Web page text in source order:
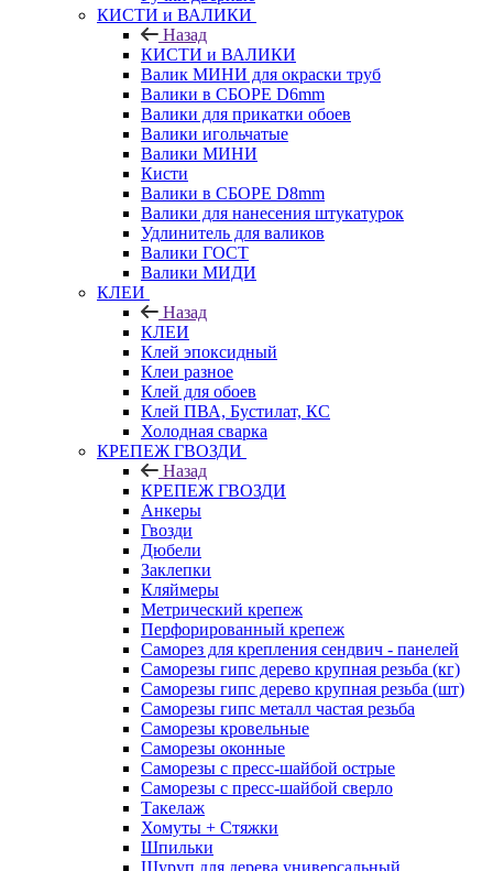
КИСТИ и ВАЛИКИ
Назад
КИСТИ и ВАЛИКИ
Валик МИНИ для окраски труб
Валики в СБОРЕ D6mm
Валики для прикатки обоев
Валики игольчатые
Валики МИНИ
Кисти
Валики в СБОРЕ D8mm
Валики для нанесения штукатурок
Удлинитель для валиков
Валики ГОСТ
Валики МИДИ
КЛЕИ
Назад
КЛЕИ
Клей эпоксидный
Клеи разное
Клей для обоев
Клей ПВА, Бустилат, КС
Холодная сварка
КРЕПЕЖ ГВОЗДИ
Назад
КРЕПЕЖ ГВОЗДИ
Анкеры
Гвозди
Дюбели
Заклепки
Кляймеры
Метрический крепеж
Перфорированный крепеж
Саморез для крепления сендвич - панелей
Саморезы гипс дерево крупная резьба (кг)
Саморезы гипс дерево крупная резьба (шт)
Саморезы гипс металл частая резьба
Саморезы кровельные
Саморезы оконные
Саморезы с пресс-шайбой острые
Саморезы с пресс-шайбой сверло
Такелаж
Хомуты + Стяжки
Шпильки
Шуруп для дерева универсальный